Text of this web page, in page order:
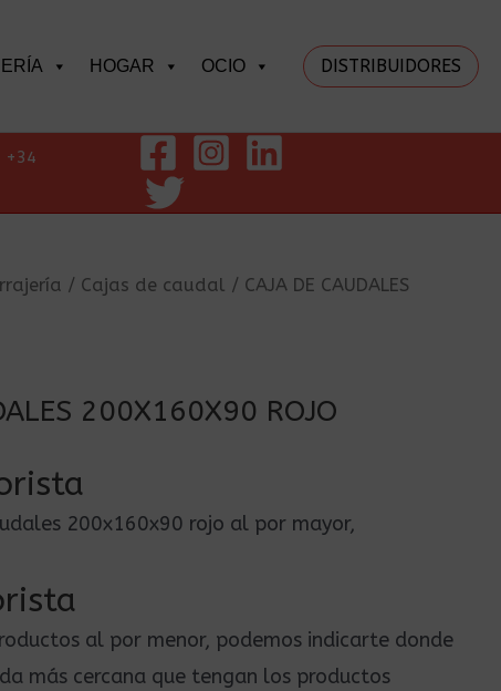
HOGAR OCIO DISTRIBUIDORES
+34
/ Cajas de caudal / CAJA DE CAUDALES
200X160X90 ROJO
200x160x90 rojo al por mayor,
al por menor, podemos indicarte donde
más cercana que tengan los productos